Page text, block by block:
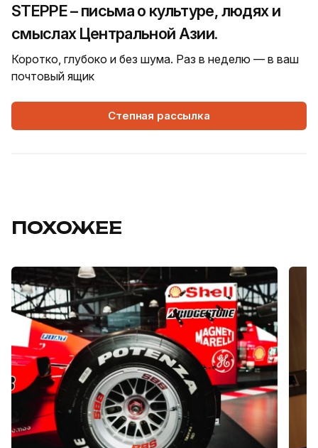
STEPPE – письма о культуре, людях и
смыслах Центральной Азии.
Коротко, глубоко и без шума. Раз в неделю — в ваш
почтовый ящик
Степная рассылка
ПОХОЖЕЕ